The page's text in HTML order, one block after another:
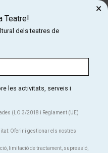
de Tria Teatre!
cultural dels teatres
Teatre!
dels teatres de
les activitats, serveis i
(LO 3/2018 i Reglament (UE)
Oferir i gestionar els nostres
limitació de tractament, supressió,
×